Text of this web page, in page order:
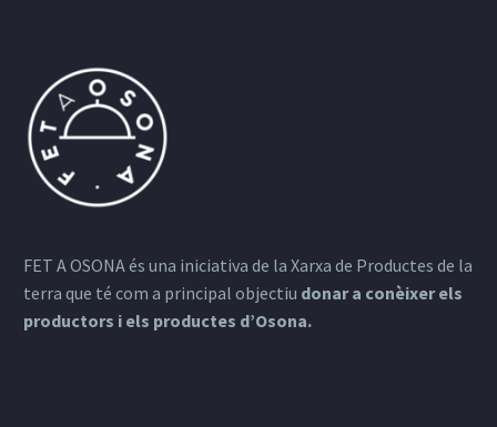
FET A OSONA és una iniciativa de la Xarxa de Productes de la
terra que té com a principal objectiu donar a conèixer els
productors i els productes d’Osona.